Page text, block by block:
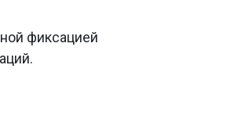
фиксацией